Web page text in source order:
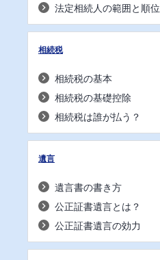
法定相続人の範囲と順位
相続税
相続税の基本
相続税の基礎控除
相続税は誰が払う？
遺言
遺言書の書き方
公正証書遺言とは？
公正証書遺言の効力